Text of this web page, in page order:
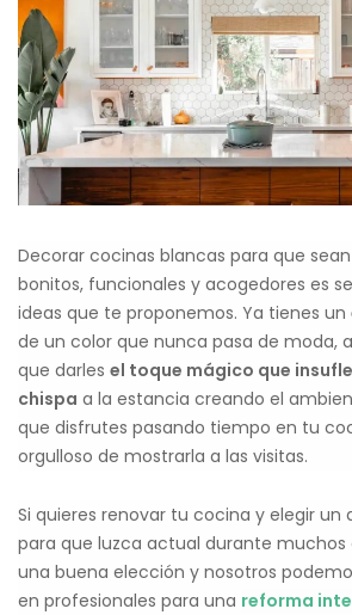
Decorar cocinas blancas para que
bonitos, funcionales y acogedores es
ideas que te proponemos. Ya tienes un
de un color que nunca pasa de moda,
que darles el toque mágico que
chispa a la estancia creando el
que disfrutes pasando tiempo en tu
orgulloso de mostrarla a las visitas.
Si quieres renovar tu cocina y elegir un
para que luzca actual durante muchos
una buena elección y nosotros
en profesionales para una reforma